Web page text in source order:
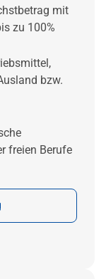
mit
zu 100%
bzw.
freien Berufe